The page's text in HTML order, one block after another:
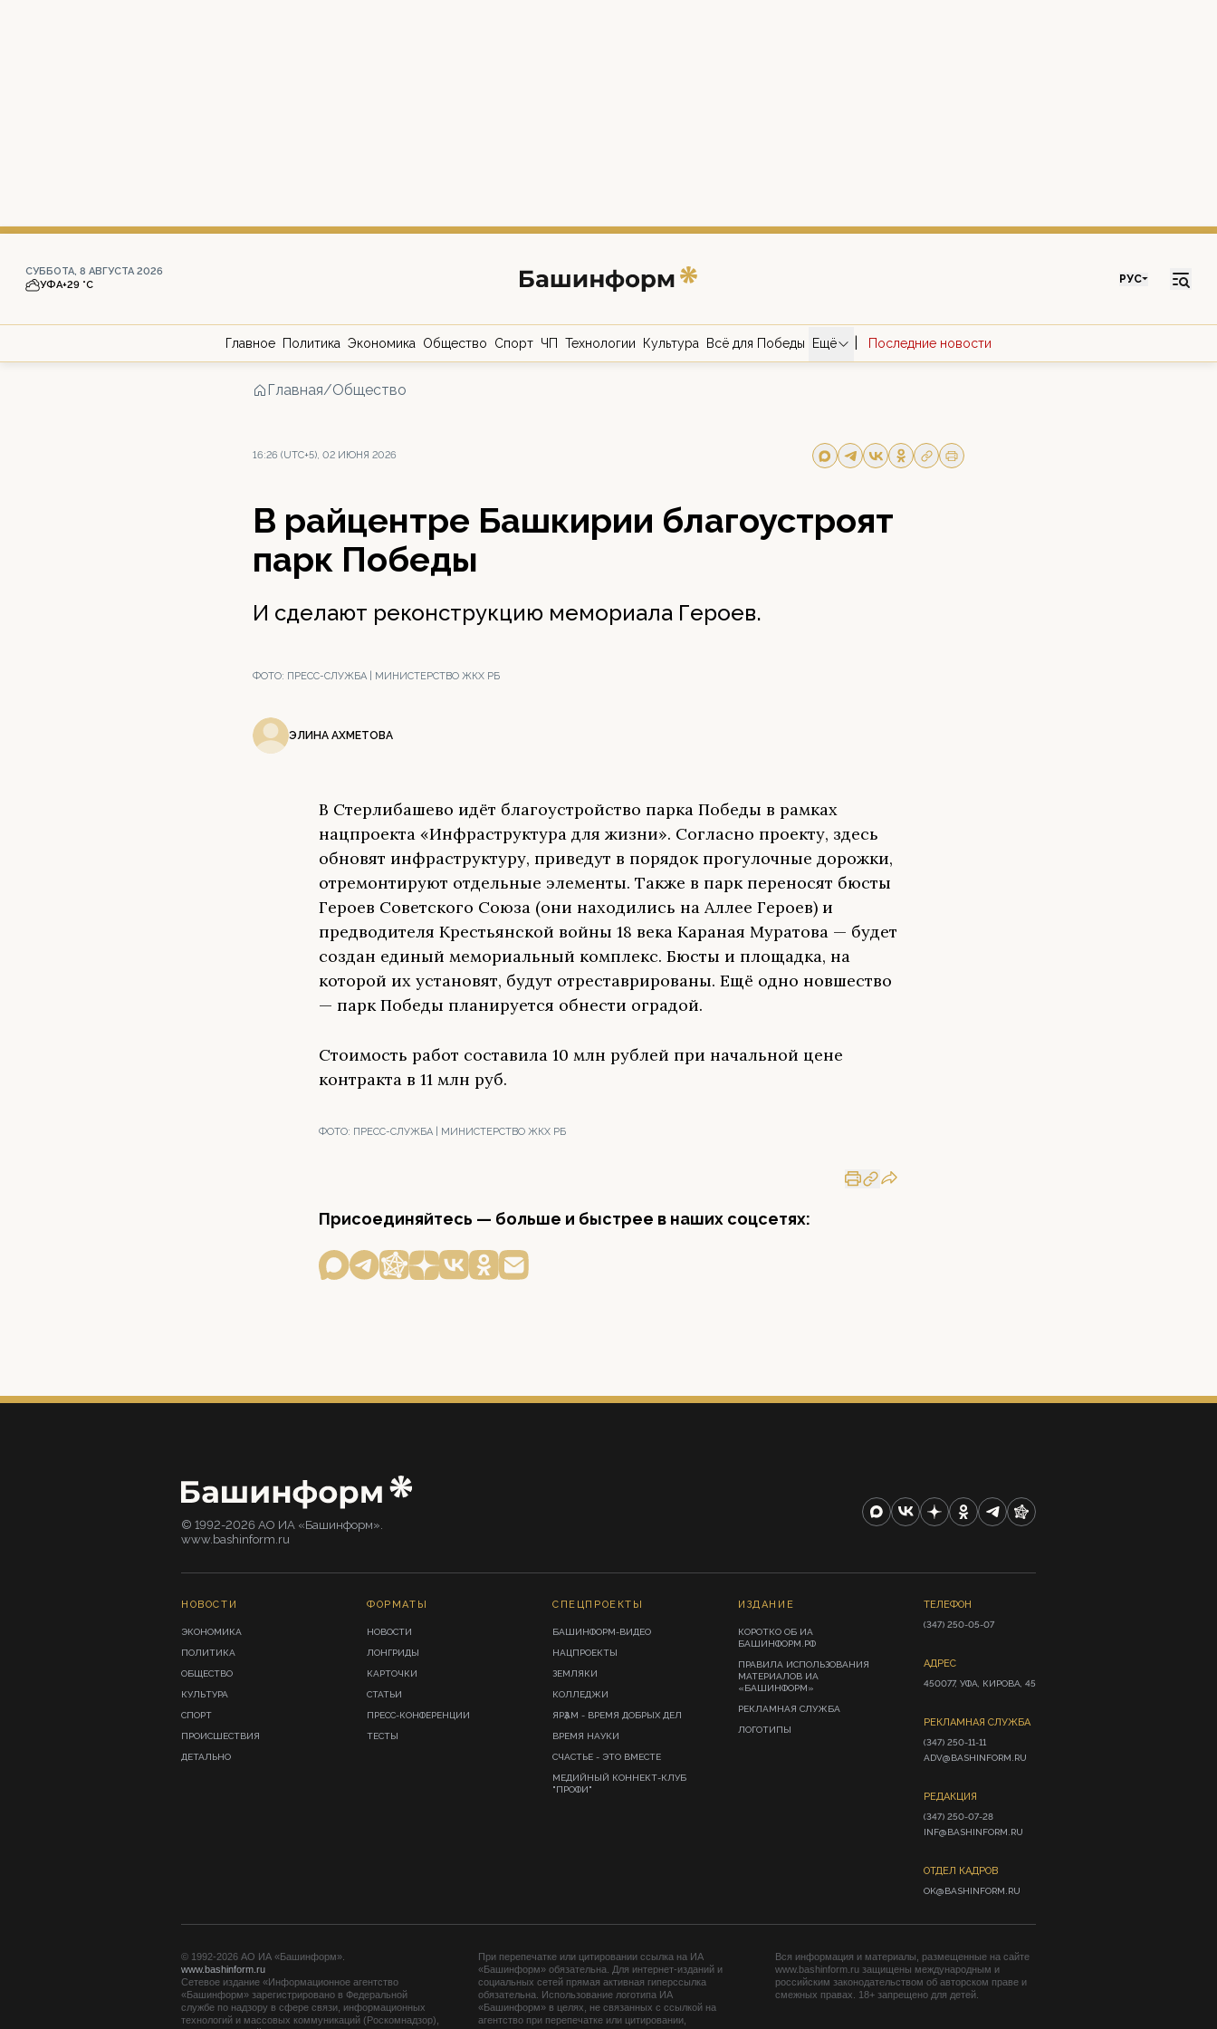
СУББОТА, 8 АВГУСТА 2026
УФА+29 °С РУС
Главное Политика Экономика Общество Спорт ЧП Технологии Культура Всё для Победы Ещё Последние новости
Главная/Общество
16:26 (UTC+5), 02 ИЮНЯ 2026
В райцентре Башкирии благоустроят
парк Победы
И сделают реконструкцию мемориала Героев.
ФОТО: ПРЕСС-СЛУЖБА | МИНИСТЕРСТВО ЖКХ РБ
ЭЛИНА АХМЕТОВА
В Стерлибашево идёт благоустройство парка Победы в рамках
нацпроекта «Инфраструктура для жизни». Согласно проекту, здесь
обновят инфраструктуру, приведут в порядок прогулочные дорожки,
отремонтируют отдельные элементы. Также в парк переносят бюсты
Героев Советского Союза (они находились на Аллее Героев) и
предводителя Крестьянской войны 18 века Караная Муратова — будет
создан единый мемориальный комплекс. Бюсты и площадка, на
которой их установят, будут отреставрированы. Ещё одно новшество
— парк Победы планируется обнести оградой.
Стоимость работ составила 10 млн рублей при начальной цене
контракта в 11 млн руб.
ФОТО: ПРЕСС-СЛУЖБА | МИНИСТЕРСТВО ЖКХ РБ
Присоединяйтесь — больше и быстрее в наших соцсетях:
© 1992-2026 АО ИА «Башинформ».
www.bashinform.ru
НОВОСТИ
ЭКОНОМИКА
ПОЛИТИКА
ОБЩЕСТВО
КУЛЬТУРА
СПОРТ
ПРОИСШЕСТВИЯ
ДЕТАЛЬНО
ФОРМАТЫ
НОВОСТИ
ЛОНГРИДЫ
КАРТОЧКИ
СТАТЬИ
ПРЕСС-КОНФЕРЕНЦИИ
ТЕСТЫ
СПЕЦПРОЕКТЫ
БАШИНФОРМ-ВИДЕО
НАЦПРОЕКТЫ
ЗЕМЛЯКИ
КОЛЛЕДЖИ
ЯРҘАМ - ВРЕМЯ ДОБРЫХ ДЕЛ
ВРЕМЯ НАУКИ
СЧАСТЬЕ - ЭТО ВМЕСТЕ
МЕДИЙНЫЙ КОННЕКТ-КЛУБ
"ПРОФИ"
ИЗДАНИЕ
КОРОТКО ОБ ИА
БАШИНФОРМ.РФ
ПРАВИЛА ИСПОЛЬЗОВАНИЯ
МАТЕРИАЛОВ ИА
«БАШИНФОРМ»
РЕКЛАМНАЯ СЛУЖБА
ЛОГОТИПЫ
ТЕЛЕФОН
(347) 250-05-07
АДРЕС
450077, УФА, КИРОВА, 45
РЕКЛАМНАЯ СЛУЖБА
(347) 250-11-11
ADV@BASHINFORM.RU
РЕДАКЦИЯ
(347) 250-07-28
INF@BASHINFORM.RU
ОТДЕЛ КАДРОВ
OK@BASHINFORM.RU
© 1992-2026 АО ИА «Башинформ».
www.bashinform.ru
Сетевое издание «Информационное агентство
«Башинформ» зарегистрировано в Федеральной
службе по надзору в сфере связи, информационных
технологий и массовых коммуникаций (Роскомнадзор),
При перепечатке или цитировании ссылка на ИА
«Башинформ» обязательна. Для интернет-изданий и
социальных сетей прямая активная гиперссылка
обязательна. Использование логотипа ИА
«Башинформ» в целях, не связанных с ссылкой на
агентство при перепечатке или цитировании,
Вся информация и материалы, размещенные на сайте
www.bashinform.ru защищены международным и
российским законодательством об авторском праве и
смежных правах. 18+ запрещено для детей.